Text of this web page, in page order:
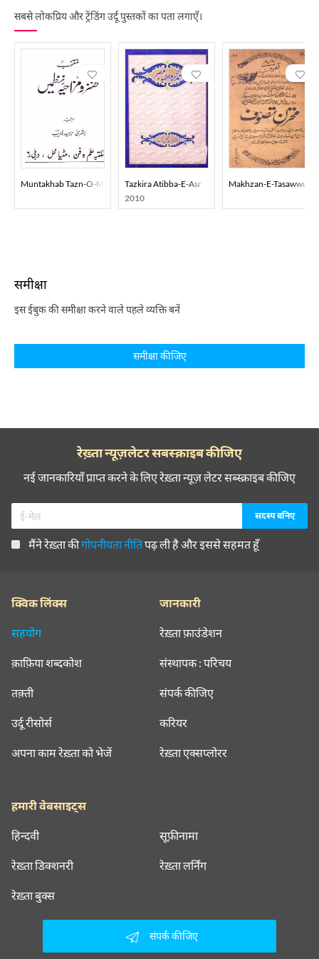
सबसे लोकप्रिय और ट्रेंडिंग उर्दू पुस्तकों का पता लगाएँ।
Muntakhab Tazn-O-Mazahiya Nazmein
Tazkira Atibba-E-Asr
2010
Makhzan-E-Tasawwuf
समीक्षा
इस ईबुक की समीक्षा करने वाले पहले व्यक्ति बनें
समीक्षा कीजिए
रेख़्ता न्यूज़लेटर सबस्क्राइब कीजिए
नई जानकारियाँ प्राप्त करने के लिए रेख़्ता न्यूज़ लेटर सब्स्क्राइब कीजिए
मैंने रेख़्ता कीगोपनीयता नीतिपढ़ ली है और इससे सहमत हूँ
क्विक लिंक्स
सहयोग
क़ाफ़िया शब्दकोश
तक़्ती
उर्दू रीसोर्स
अपना काम रेख़्ता को भेजें
जानकारी
रेख़्ता फ़ाउंडेशन
संस्थापक : परिचय
संपर्क कीजिए
करियर
रेख़्ता एक्सप्लोरर
हमारी वेबसाइट्स
हिन्दवी सूफ़ीनामा
रेख़्ता डिक्शनरी रेख़्ता लर्निंग
रेख़्ता बुक्स
संपर्क कीजिए